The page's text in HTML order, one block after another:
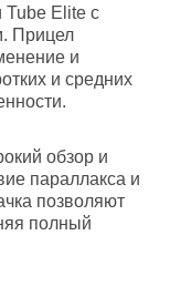
Elite с
Прицел
и
и средних
обзор и
параллакса и
позволяют
полный